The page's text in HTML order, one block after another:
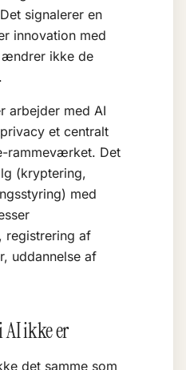
signalerer en
innovation med
ændrer ikke de
arbejder med AI
et centralt
rammeværket. Det
(kryptering,
med
registrering af
uddannelse af
ikke er
det samme som